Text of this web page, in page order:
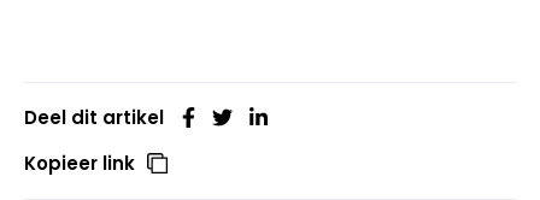
Deel dit artikel
Kopieer link